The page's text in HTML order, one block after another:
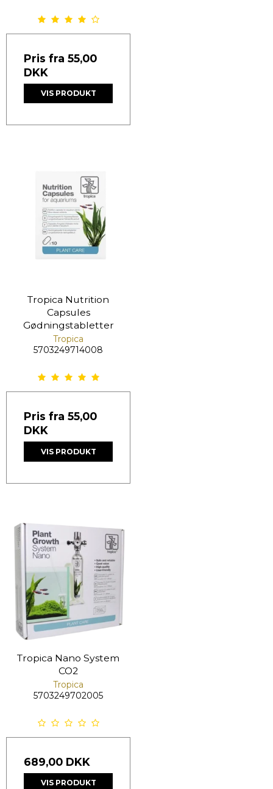
Pris fra 55,00
DKK
VIS PRODUKT
Tropica Nutrition
Capsules
Gødningstabletter
Tropica
5703249714008
Pris fra 55,00
DKK
VIS PRODUKT
Tropica Nano System
CO2
Tropica
5703249702005
689,00 DKK
VIS PRODUKT